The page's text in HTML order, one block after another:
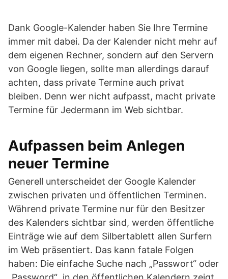
Dank Google-Kalender haben Sie Ihre Termine
immer mit dabei. Da der Kalender nicht mehr auf
dem eigenen Rechner, sondern auf den Servern
von Google liegen, sollte man allerdings darauf
achten, dass private Termine auch privat
bleiben. Denn wer nicht aufpasst, macht private
Termine für Jedermann im Web sichtbar.
Aufpassen beim Anlegen
neuer Termine
Generell unterscheidet der Google Kalender
zwischen privaten und öffentlichen Terminen.
Während private Termine nur für den Besitzer
des Kalenders sichtbar sind, werden öffentliche
Einträge wie auf dem Silbertablett allen Surfern
im Web präsentiert. Das kann fatale Folgen
haben: Die einfache Suche nach „Passwort“ oder